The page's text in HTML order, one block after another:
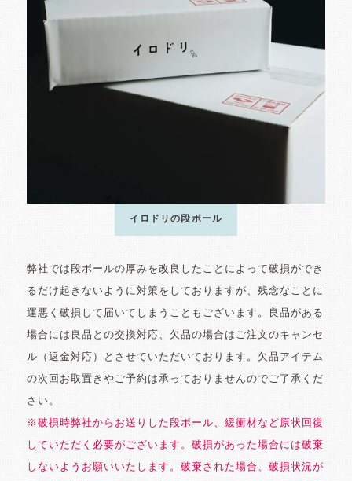
イロドリの段ボール
弊社では段ボールの厚みを改良したことによって破損ができ
るだけ起きないように対策をしておりますが、残念なことに
運悪く破損して届いてしまうこともございます。良品がある
場合には良品との交換対応、欠品の場合はご注文のキャンセ
ル（返金対応）とさせていただいております。欠品アイテム
の次回お取置きやご予約は承っておりませんのでご了承くだ
さい。
※破損時弊社からお送りした段ボール、緩衝材など原状回復
していただく必要がございます。破損があった場合には破棄
しないようお願いいたします。破棄された場合、破損状況が